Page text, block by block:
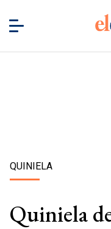
QUINIELA
Quiniela